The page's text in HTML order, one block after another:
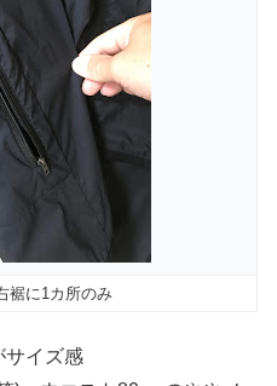
裾に1カ所のみ
サイズ感